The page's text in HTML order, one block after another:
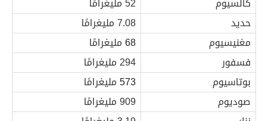
حديد
7.08 مليغرامًا
مغنيسيوم
68مليغرامًا
فسفور
294 مليغرامًا
بوتاسيوم
573مليغرامًا
صوديوم
909 مليغرامًا